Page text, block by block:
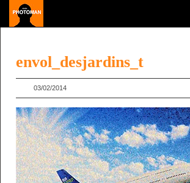
envol_desjardins_t
03/02/2014